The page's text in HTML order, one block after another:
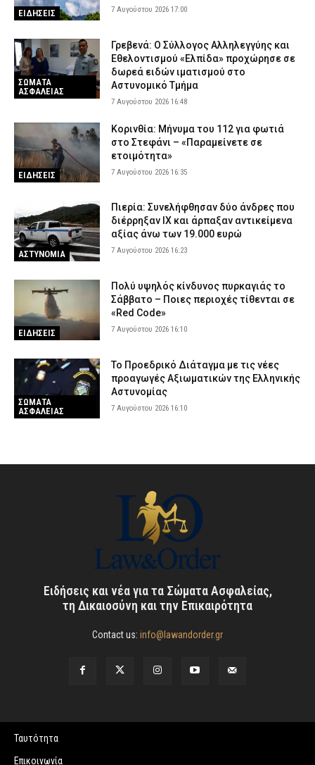
ΕΙΔΗΣΕΙΣ 7 Αυγούστου 2026 17:00
ΣΩΜΑΤΑ
ΑΣΦΑΛΕΙΑΣ
Γρεβενά: Ο Σύλλογος Αλληλεγγύης και
Εθελοντισμού «Ελπίδα» προχώρησε σε
δωρεά ειδών ιματισμού στο
Αστυνομικό Τμήμα
7 Αυγούστου 2026 16:48
ΕΙΔΗΣΕΙΣ
Κορινθία: Μήνυμα του 112 για φωτιά
στο Στεφάνι – «Παραμείνετε σε
ετοιμότητα»
7 Αυγούστου 2026 16:35
ΑΣΤΥΝΟΜΙΑ
Πιερία: Συνελήφθησαν δύο άνδρες που
διέρρηξαν ΙΧ και άρπαξαν αντικείμενα
αξίας άνω των 19.000 ευρώ
7 Αυγούστου 2026 16:23
ΕΙΔΗΣΕΙΣ
Πολύ υψηλός κίνδυνος πυρκαγιάς το
Σάββατο – Ποιες περιοχές τίθενται σε
«Red Code»
7 Αυγούστου 2026 16:10
ΣΩΜΑΤΑ
ΑΣΦΑΛΕΙΑΣ
Το Προεδρικό Διάταγμα με τις νέες
προαγωγές Αξιωματικών της Ελληνικής
Αστυνομίας
7 Αυγούστου 2026 16:10
Ειδήσεις και νέα για τα Σώματα Ασφαλείας,
τη Δικαιοσύνη και την Επικαιρότητα
Contact us: info@lawandorder.gr
Ταυτότητα
Επικοινωνία